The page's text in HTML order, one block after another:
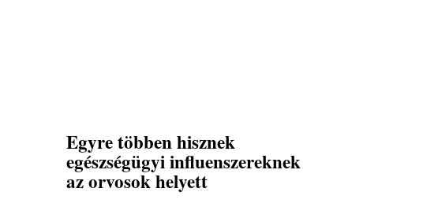
Egyre többen hisznek
egészségügyi influenszereknek
az orvosok helyett